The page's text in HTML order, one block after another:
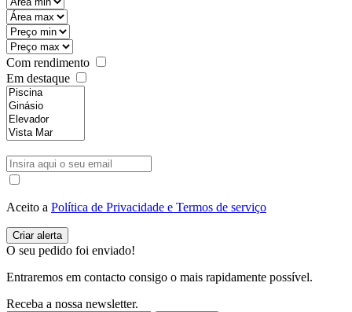
Com rendimento
Em destaque
Aceito a Política de Privacidade e Termos de serviço
O seu pedido foi enviado!
Entraremos em contacto consigo o mais rapidamente possível.
Receba a nossa newsletter.